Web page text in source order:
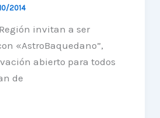
2014
invitan a ser
«AstroBaquedano”,
abierto para todos
de